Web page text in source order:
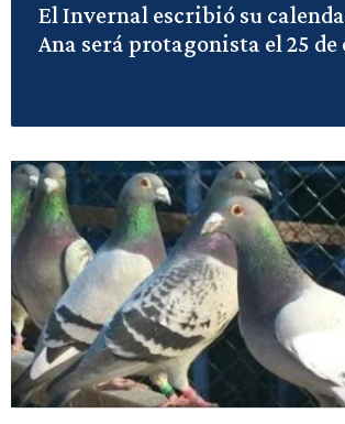
El Invernal escribió su
Ana será protagonista el 25